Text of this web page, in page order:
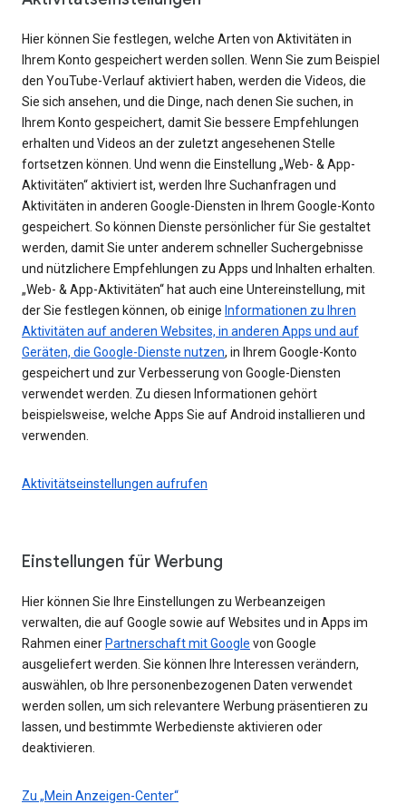
Hier können Sie festlegen, welche Arten von Aktivitäten in
Ihrem Konto gespeichert werden sollen. Wenn Sie zum Beispiel
den YouTube-Verlauf aktiviert haben, werden die Videos, die
Sie sich ansehen, und die Dinge, nach denen Sie suchen, in
Ihrem Konto gespeichert, damit Sie bessere Empfehlungen
erhalten und Videos an der zuletzt angesehenen Stelle
fortsetzen können. Und wenn die Einstellung „Web- & App-
Aktivitäten“ aktiviert ist, werden Ihre Suchanfragen und
Aktivitäten in anderen Google-Diensten in Ihrem Google-Konto
gespeichert. So können Dienste persönlicher für Sie gestaltet
werden, damit Sie unter anderem schneller Suchergebnisse
und nützlichere Empfehlungen zu Apps und Inhalten erhalten.
„Web- & App-Aktivitäten“ hat auch eine Untereinstellung, mit
der Sie festlegen können, ob einige Informationen zu Ihren
Aktivitäten auf anderen Websites, in anderen Apps und auf
Geräten, die Google-Dienste nutzen, in Ihrem Google-Konto
gespeichert und zur Verbesserung von Google-Diensten
verwendet werden. Zu diesen Informationen gehört
beispielsweise, welche Apps Sie auf Android installieren und
verwenden.
Aktivitätseinstellungen aufrufen
Einstellungen für Werbung
Hier können Sie Ihre Einstellungen zu Werbeanzeigen
verwalten, die auf Google sowie auf Websites und in Apps im
Rahmen einer Partnerschaft mit Google von Google
ausgeliefert werden. Sie können Ihre Interessen verändern,
auswählen, ob Ihre personenbezogenen Daten verwendet
werden sollen, um sich relevantere Werbung präsentieren zu
lassen, und bestimmte Werbedienste aktivieren oder
deaktivieren.
Zu „Mein Anzeigen-Center“